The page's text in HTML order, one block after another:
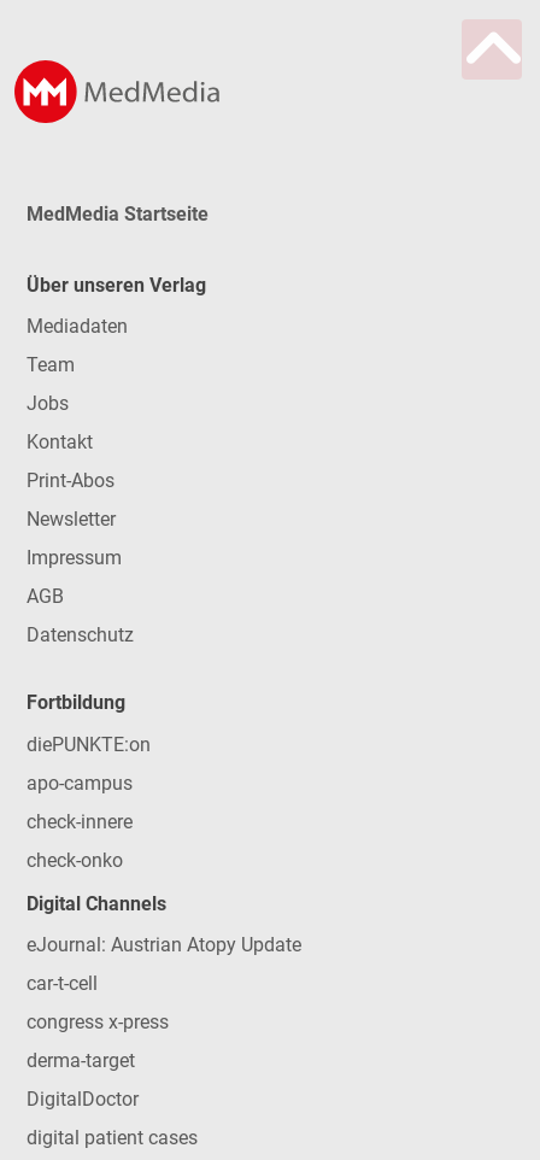
MedMedia Startseite
Über unseren Verlag
Mediadaten
Team
Jobs
Kontakt
Print-Abos
Newsletter
Impressum
AGB
Datenschutz
Fortbildung
diePUNKTE:on
apo-campus
check-innere
check-onko
Digital Channels
eJournal: Austrian Atopy Update
car-t-cell
congress x-press
derma-target
DigitalDoctor
digital patient cases